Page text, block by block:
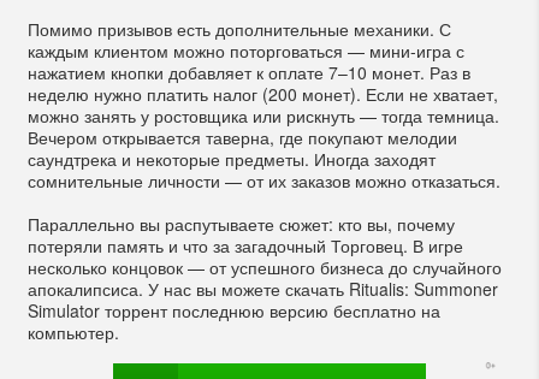
Помимо призывов есть дополнительные механики. С
каждым клиентом можно поторговаться — мини-игра с
нажатием кнопки добавляет к оплате 7–10 монет. Раз в
неделю нужно платить налог (200 монет). Если не хватает,
можно занять у ростовщика или рискнуть — тогда темница.
Вечером открывается таверна, где покупают мелодии
саундтрека и некоторые предметы. Иногда заходят
сомнительные личности — от их заказов можно отказаться.
Параллельно вы распутываете сюжет: кто вы, почему
потеряли память и что за загадочный Торговец. В игре
несколько концовок — от успешного бизнеса до случайного
апокалипсиса. У нас вы можете скачать Ritualis: Summoner
Simulator торрент последнюю версию бесплатно на
компьютер.